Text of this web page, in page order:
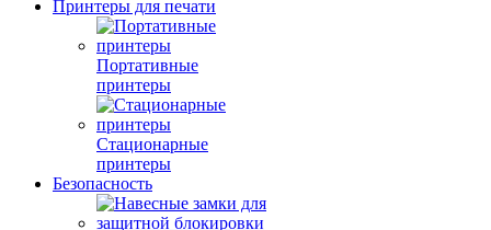
Принтеры для печати
Портативные
принтеры
Стационарные
принтеры
Безопасность